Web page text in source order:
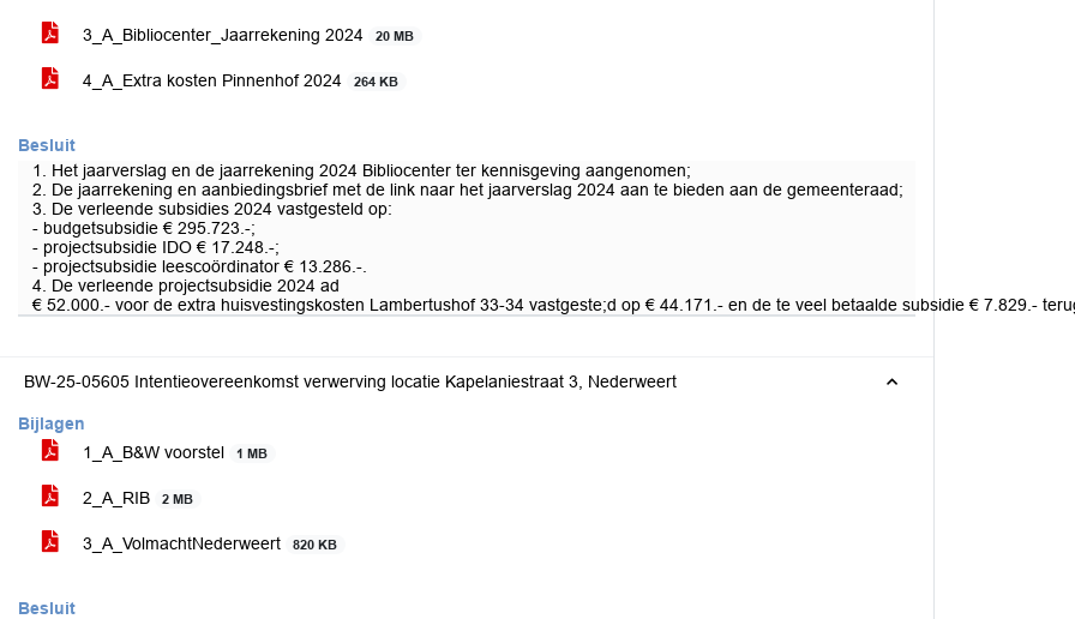
3_A_Bibliocenter_Jaarrekening 2024 20 MB
4_A_Extra kosten Pinnenhof 2024 264 KB
Besluit
1. Het jaarverslag en de jaarrekening 2024 Bibliocenter ter kennisgeving aangenomen;
2. De jaarrekening en aanbiedingsbrief met de link naar het jaarverslag 2024 aan te bieden aan de gemeenteraad;
3. De verleende subsidies 2024 vastgesteld op:
- budgetsubsidie € 295.723.-;
- projectsubsidie IDO € 17.248.-;
- projectsubsidie leescoördinator € 13.286.-.
4. De verleende projectsubsidie 2024 ad
€ 52.000.- voor de extra huisvestingskosten Lambertushof 33-34 vastgeste;d op € 44.171.- en de te veel betaalde subsidie € 7.829.-
BW-25-05605 Intentieovereenkomst verwerving locatie Kapelaniestraat 3, Nederweert
Bijlagen
1_A_B&W voorstel
1 MB
2_A_RIB 2 MB
3_A_VolmachtNederweert 820 KB
Besluit